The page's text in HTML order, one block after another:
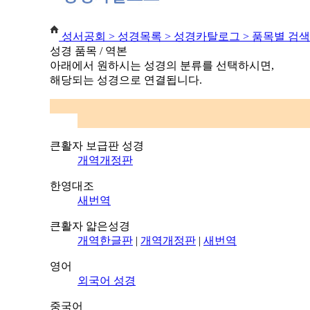
성서공회 > 성경목록 > 성경카탈로그 > 품목별 검색
성경 품목 / 역본
아래에서 원하시는 성경의 분류를 선택하시면,
해당되는 성경으로 연결됩니다.
큰활자 보급판 성경
개역개정판
한영대조
새번역
큰활자 얇은성경
개역한글판 | 개역개정판 | 새번역
영어
외국어 성경
중국어